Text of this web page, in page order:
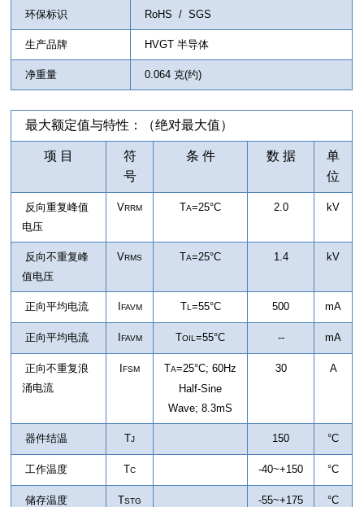
环保标识 RoHS / SGS
生产品牌 HVGT 半导体
净重量 0.064 克(约)
最大额定值与特性：（绝对最大值）
项 目
符
号
条 件 数 据
单
位
反向重复峰值
电压
VRRM TA=25°C 2.0 kV
反向不重复峰
值电压
VRMS TA=25°C 1.4 kV
正向平均电流 FAVM TL =55°C 500 mA
正向平均电流 FAVM TOIL=55°C -- mA
正向不重复浪
涌电流
IFSM TA=25°C;60Hz
Half-Sine
Wave; 8.3mS
30 A
器件结温 TJ 150 °C
工作温度 TC -40~+150 °C
储存温度 TSTG -55~+175 °C